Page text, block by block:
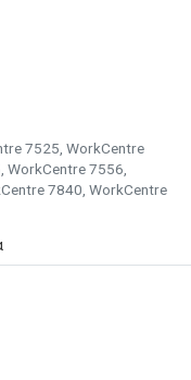
7525, WorkCentre
7556,
7840, WorkCentre